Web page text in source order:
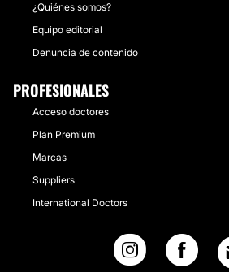
¿Quiénes somos?
Equipo editorial
Denuncia de contenido
PROFESIONALES
Acceso doctores
Plan Premium
Marcas
Suppliers
International Doctors